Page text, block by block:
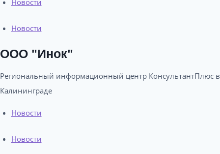
Новости
Новости
ООО "Инок"
Региональный информационный центр КонсультантПлюс в
Калининграде​
Новости
Новости